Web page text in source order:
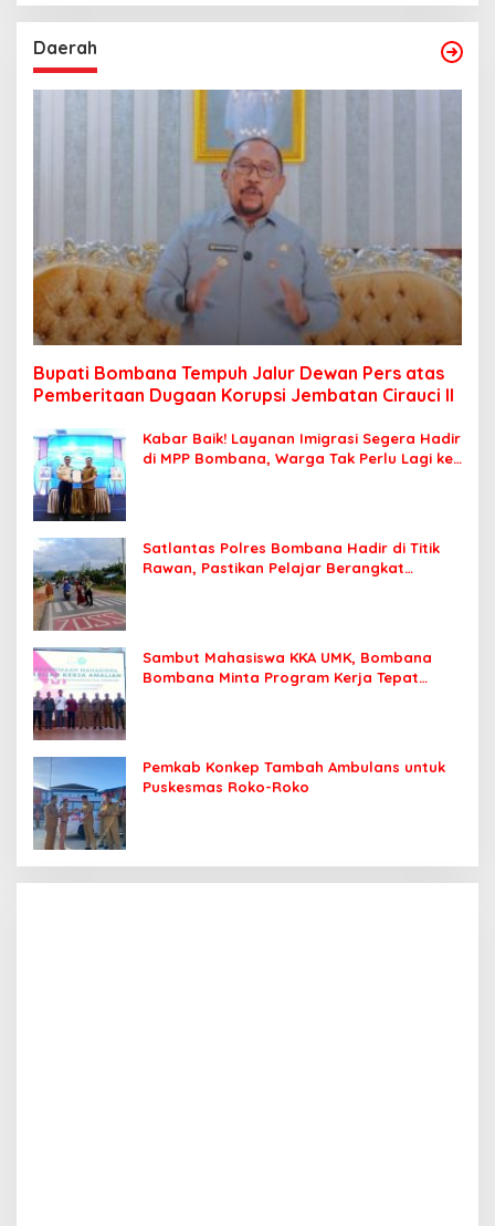
Daerah
Bupati Bombana Tempuh Jalur Dewan Pers atas
Pemberitaan Dugaan Korupsi Jembatan Cirauci II
Kabar Baik! Layanan Imigrasi Segera Hadir
di MPP Bombana, Warga Tak Perlu Lagi ke
Satlantas Polres Bombana Hadir di Titik
Rawan, Pastikan Pelajar Berangkat
Sambut Mahasiswa KKA UMK, Bombana
Bombana Minta Program Kerja Tepat
Pemkab Konkep Tambah Ambulans untuk
Puskesmas Roko-Roko